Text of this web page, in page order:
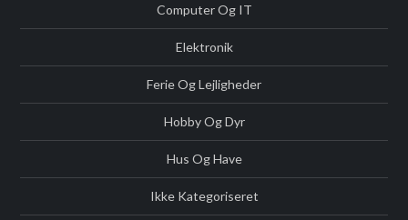
Computer Og IT
Elektronik
Ferie Og Lejligheder
Hobby Og Dyr
Hus Og Have
Ikke Kategoriseret